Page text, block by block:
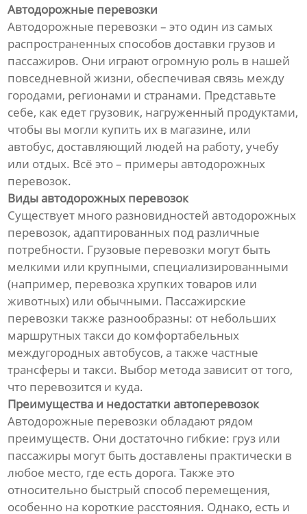
Автодорожные перевозки
Автодорожные перевозки – это один из самых
распространенных способов доставки грузов и
пассажиров. Они играют огромную роль в нашей
повседневной жизни, обеспечивая связь между
городами, регионами и странами. Представьте
себе, как едет грузовик, нагруженный продуктами,
чтобы вы могли купить их в магазине, или
автобус, доставляющий людей на работу, учебу
или отдых. Всё это – примеры автодорожных
перевозок.
Виды автодорожных перевозок
Существует много разновидностей автодорожных
перевозок, адаптированных под различные
потребности. Грузовые перевозки могут быть
мелкими или крупными, специализированными
(например, перевозка хрупких товаров или
животных) или обычными. Пассажирские
перевозки также разнообразны: от небольших
маршрутных такси до комфортабельных
междугородных автобусов, а также частные
трансферы и такси. Выбор метода зависит от того,
что перевозится и куда.
Преимущества и недостатки автоперевозок
Автодорожные перевозки обладают рядом
преимуществ. Они достаточно гибкие: груз или
пассажиры могут быть доставлены практически в
любое место, где есть дорога. Также это
относительно быстрый способ перемещения,
особенно на короткие расстояния. Однако, есть и